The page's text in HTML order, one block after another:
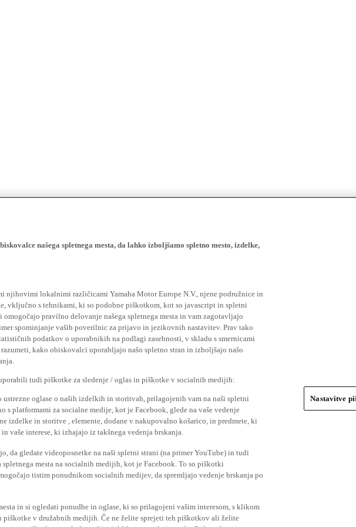
našega spletnega mesta, da lahko izboljšamo spletno mesto, izdelke,
njihovimi lokalnimi različicami Yamaha Motor Europe N.V., njene podružnice in
vključno s tehnikami, ki so podobne piškotkom, kot so javascript in spletni
pravilno delovanje našega spletnega mesta in vam zagotavljajo
spominjanje vaših poverilnic za prijavo in jezikovnih nastavitev. Prav tako
podatkov o uporabnikih na podlagi zasebnosti, v skladu s smernicami
kako obiskovalci uporabljajo našo spletno stran in izboljšajo našo
tudi piškotke za sledenje / oglas in piškotke v socialnih medijih:
oglase o naših izdelkih in storitvah, prilagojenih vam na naši spletni
s platformami za socialne medije, kot je Facebook, glede na vaše vedenje
izdelke in storitve , elemente, dodane v nakupovalno košarico, in predmete, ki
vaše interese, ki izhajajo iz takšnega vedenja brskanja.
da gledate videoposnetke na naši spletni strani (na primer YouTube) in tudi
mesta na socialnih medijih, kot je Facebook. To so piškotki
tistim ponudnikom socialnih medijev, da spremljajo vedenje brskanja po
in si ogledati ponudbe in oglase, ki so prilagojeni vašim interesom, s klikom
piškotke v družabnih medijih. Če ne želite sprejeti teh piškotkov ali želite
Nastavitve